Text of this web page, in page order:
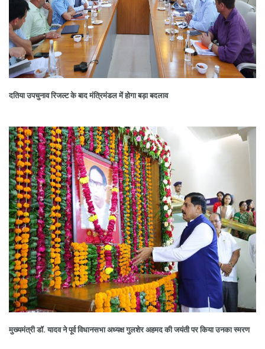
दतिया उपचुनाव रिजल्ट के बाद मंत्रिमंडल में होगा बड़ा बदलाव
मुख्यमंत्री डॉ. यादव ने पूर्व विधानसभा अध्यक्ष गुलशेर अहमद की जयंती पर किया उनका स्मरण